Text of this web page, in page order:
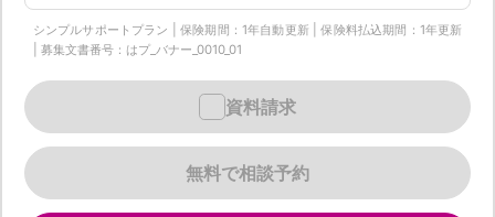
シンプルサポートプラン | 保険期間：1年自動更新 | 保険料払込期間：1年更新
| 募集文書番号：はプ_バナー_0010_01
無料で相談予約
資料請求